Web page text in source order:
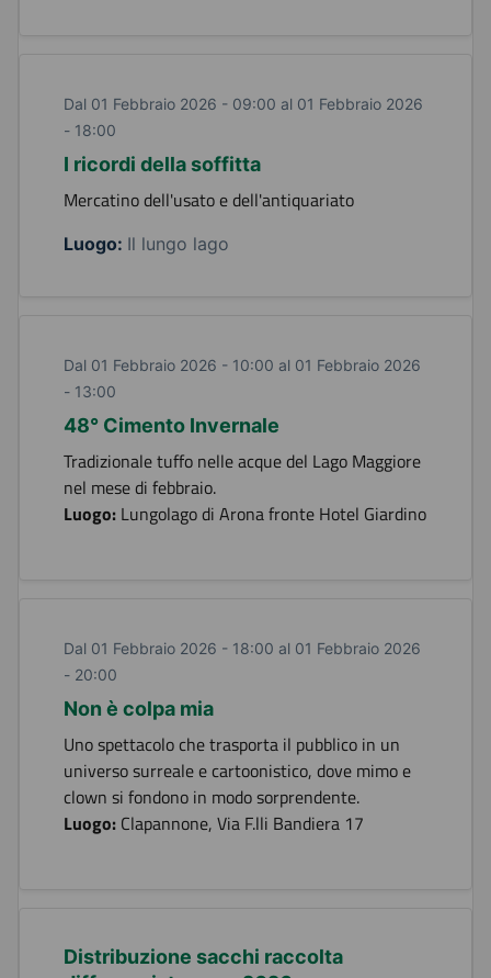
Dal 01 Febbraio 2026 - 09:00 al 01 Febbraio 2026
- 18:00
I ricordi della soffitta
Mercatino dell'usato e dell'antiquariato
Luogo: Il lungo lago
Dal 01 Febbraio 2026 - 10:00 al 01 Febbraio 2026
- 13:00
48° Cimento Invernale
Tradizionale tuffo nelle acque del Lago Maggiore
nel mese di febbraio.
Luogo: Lungolago di Arona fronte Hotel Giardino
Dal 01 Febbraio 2026 - 18:00 al 01 Febbraio 2026
- 20:00
Non è colpa mia
Uno spettacolo che trasporta il pubblico in un
universo surreale e cartoonistico, dove mimo e
clown si fondono in modo sorprendente.
Luogo: Clapannone, Via F.lli Bandiera 17
Distribuzione sacchi raccolta